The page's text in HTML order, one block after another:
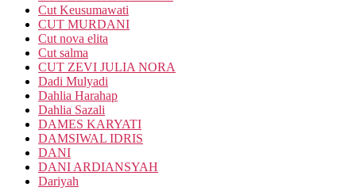
Cut Keusumawati
CUT MURDANI
Cut nova elita
Cut salma
CUT ZEVI JULIA NORA
Dadi Mulyadi
Dahlia Harahap
Dahlia Sazali
DAMES KARYATI
DAMSIWAL IDRIS
DANI
DANI ARDIANSYAH
Dariyah